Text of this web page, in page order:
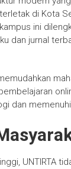
di Kota
ini
dan jurnal
dan
UNTIRTA